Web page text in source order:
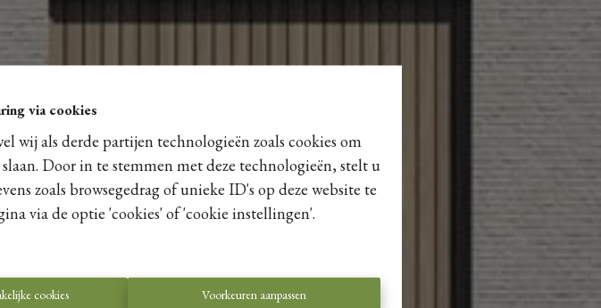
via cookies
wij als derde partijen technologieën zoals cookies om
Door in te stemmen met deze technologieën, stelt u
zoals browsegedrag of unieke ID's op deze website te
via de optie 'cookies' of 'cookie instellingen'.
cookies Voorkeuren aanpassen